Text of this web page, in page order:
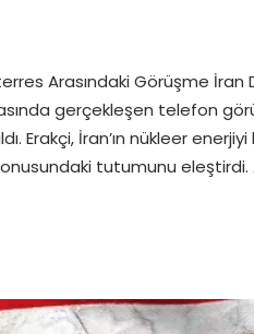
Arasındaki Görüşme İran
gerçekleşen telefon
İran’ın nükleer enerjiyi
tutumunu eleştirdi.